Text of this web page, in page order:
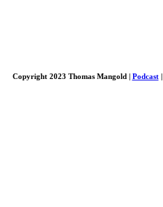
Copyright 2023 Thomas Mangold | Podcast|